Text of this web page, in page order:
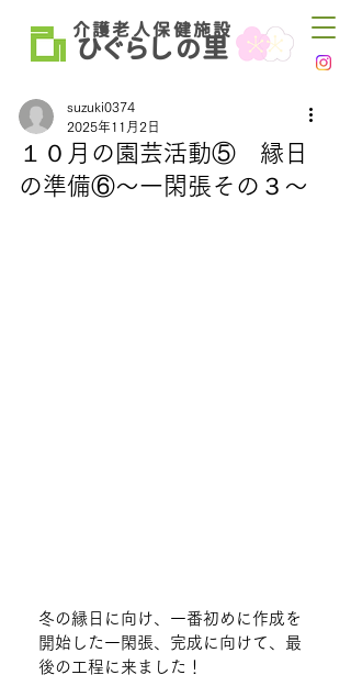
介 護 老 人 保 健 施 設
ひぐらしの里
１０月の園芸活動⑤ 縁日
の準備⑥～一閑張その３～
suzuki0374
2025年11月2日
冬の縁日に向け、一番初めに作成を
開始した一閑張、完成に向けて、最
後の工程に来ました！